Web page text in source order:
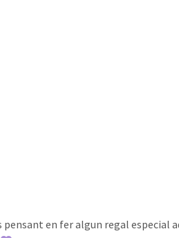
pensant en fer algun regal especial